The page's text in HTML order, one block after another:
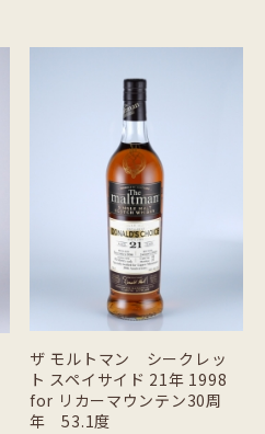
ザ モルトマン シークレッ
ト スペイサイド 21年 1998
for リカーマウンテン30周
年 53.1度